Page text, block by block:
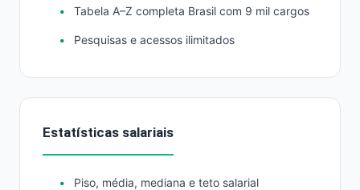
Tabela A–Z completa Brasil com 9 mil cargos
Pesquisas e acessos ilimitados
Estatísticas salariais
Piso, média, mediana e teto salarial